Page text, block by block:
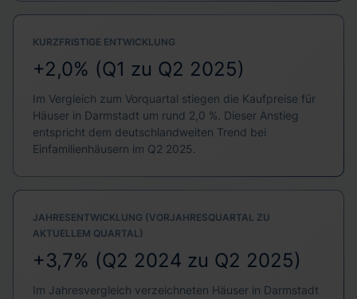
KURZFRISTIGE ENTWICKLUNG
+2,0% (Q1 zu Q2 2025)
Im Vergleich zum Vorquartal stiegen die Kaufpreise für
Häuser in Darmstadt um rund 2,0 %. Dieser Anstieg
entspricht dem deutschlandweiten Trend bei
Einfamilienhäusern im Q2 2025.
JAHRESENTWICKLUNG (VORJAHRESQUARTAL ZU
AKTUELLEM QUARTAL)
+3,7% (Q2 2024 zu Q2 2025)
Im Jahresvergleich verzeichneten Häuser in Darmstadt